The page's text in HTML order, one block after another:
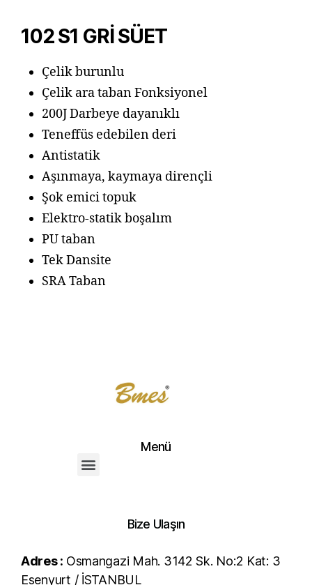
102 S1 GRİ SÜET
Çelik burunlu
Çelik ara taban Fonksiyonel
200J Darbeye dayanıklı
Teneffüs edebilen deri
Antistatik
Aşınmaya, kaymaya dirençli
Şok emici topuk
Elektro-statik boşalım
PU taban
Tek Dansite
SRA Taban
Menü
Bize Ulaşın
Adres : Osmangazi Mah. 3142 Sk. No:2 Kat: 3
Esenyurt / İSTANBUL